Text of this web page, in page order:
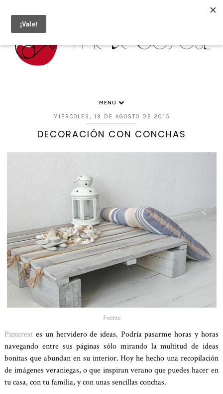
MENU
MIÉRCOLES, 19 DE AGOSTO DE 2015
DECORACIÓN CON CONCHAS
Fuente
Pinterest es un hervidero de ideas. Podría pasarme horas y horas
navegando entre sus páginas sólo mirando la multitud de ideas
bonitas que abundan en su interior. Hoy he hecho una recopilación
de imágenes veraniegas, o que inspiran verano que puedes hacer en
tu casa, con tu familia, y con unas sencillas conchas.